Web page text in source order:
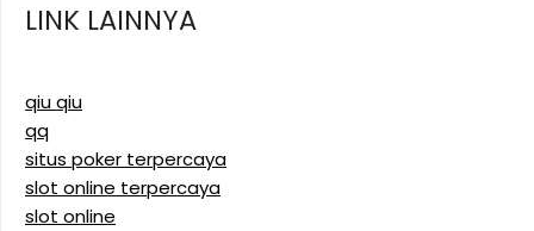
LINK LAINNYA
qiu qiu
qq
situs poker terpercaya
slot online terpercaya
slot online